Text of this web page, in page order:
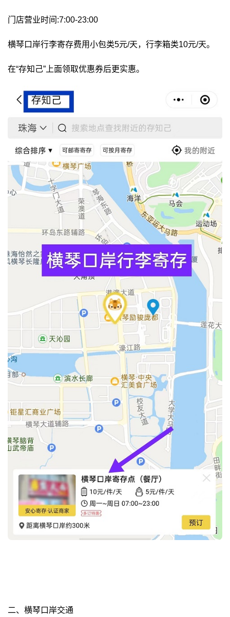
门店营业时间:7:00-23:00
横琴口岸行李寄存费用小包类5元/天，行李箱类10元/天。
在“存知己”上面领取优惠券后更实惠。
二、横琴口岸交通